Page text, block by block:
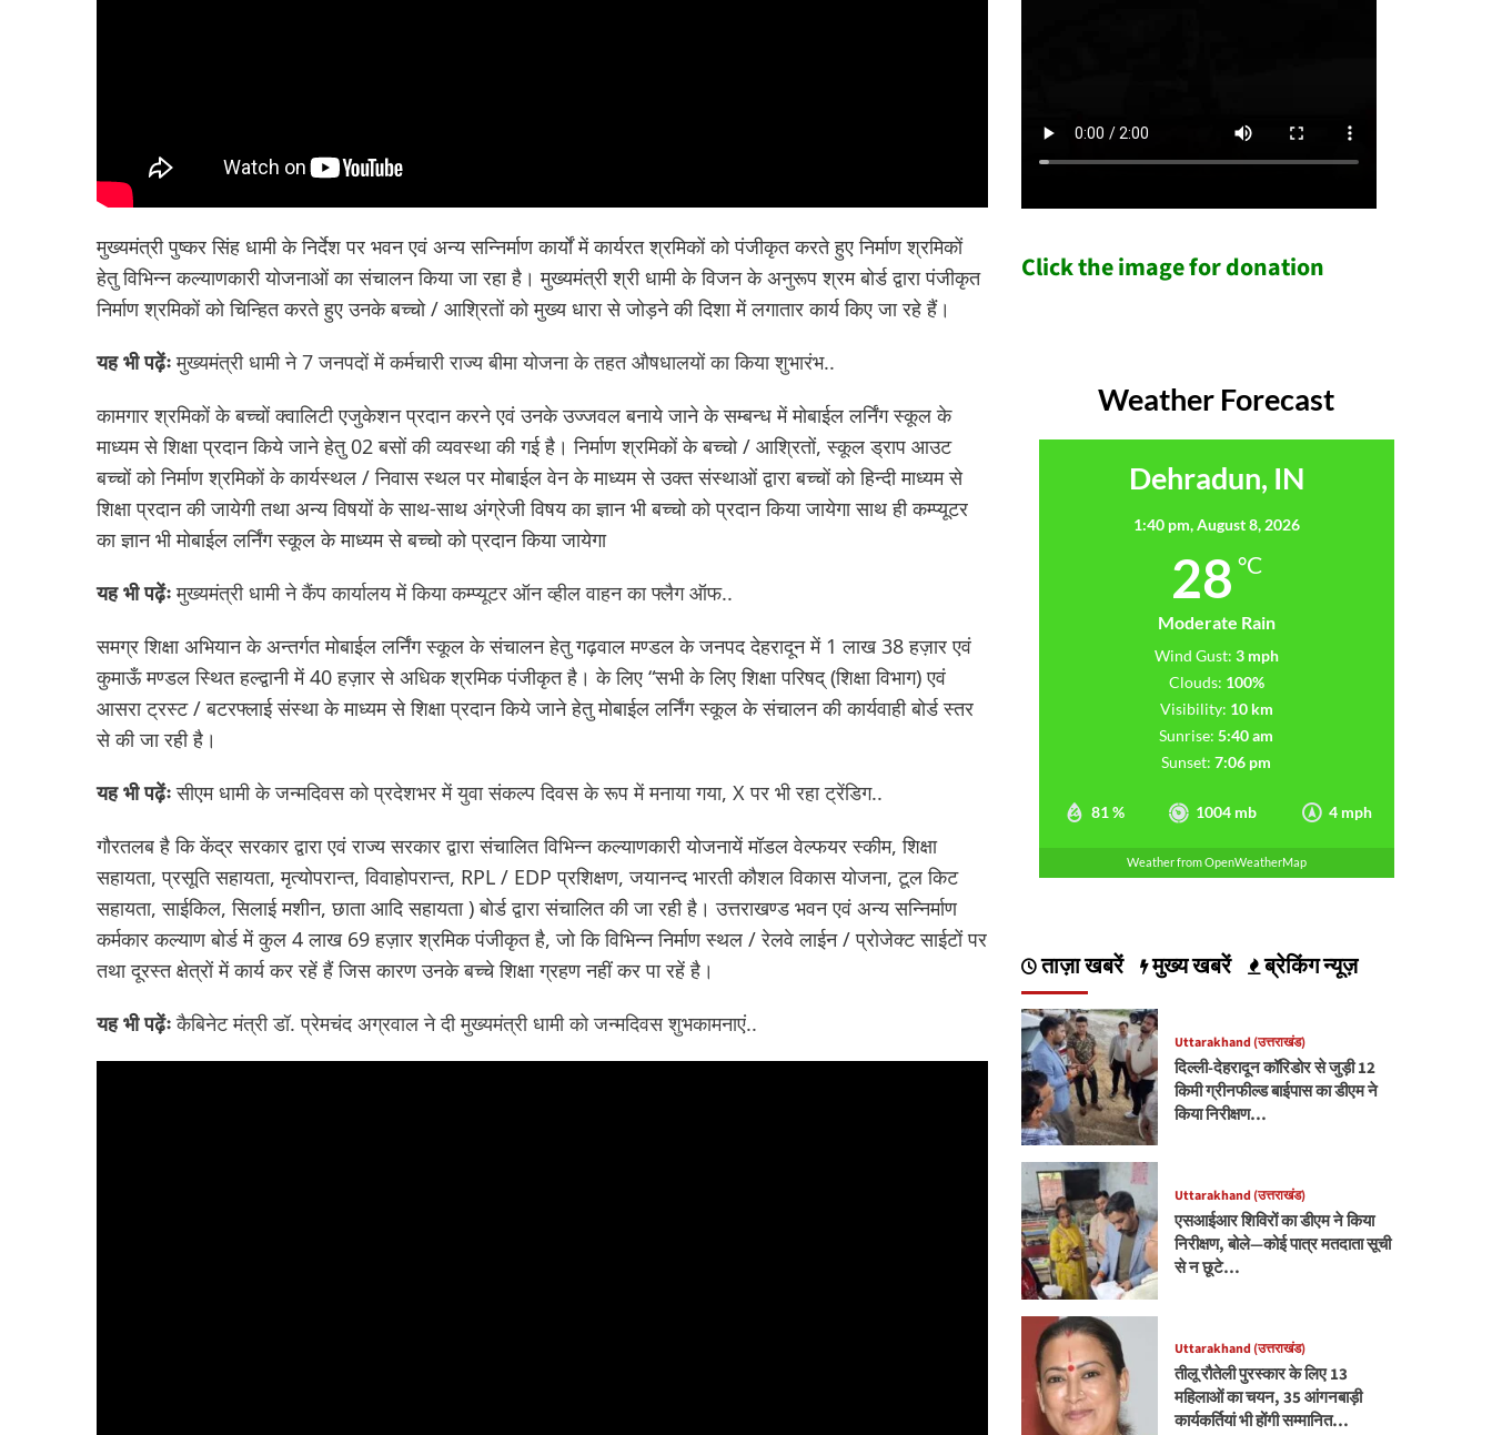
मुख्यमंत्री पुष्कर सिंह धामी के निर्देश पर भवन एवं अन्य सन्निर्माण कार्यों में कार्यरत श्रमिकों को पंजीकृत करते हुए निर्माण श्रमिकों
हेतु विभिन्न कल्याणकारी योजनाओं का संचालन किया जा रहा है। मुख्यमंत्री श्री धामी के विजन के अनुरूप श्रम बोर्ड द्वारा पंजीकृत
निर्माण श्रमिकों को चिन्हित करते हुए उनके बच्चो / आश्रितों को मुख्य धारा से जोड़ने की दिशा में लगातार कार्य किए जा रहे हैं।
यह भी पढ़ेंः मुख्यमंत्री धामी ने 7 जनपदों में कर्मचारी राज्य बीमा योजना के तहत औषधालयों का किया शुभारंभ..
कामगार श्रमिकों के बच्चों क्वालिटी एजुकेशन प्रदान करने एवं उनके उज्जवल बनाये जाने के सम्बन्ध में मोबाईल लर्निंग स्कूल के
माध्यम से शिक्षा प्रदान किये जाने हेतु 02 बसों की व्यवस्था की गई है। निर्माण श्रमिकों के बच्चो / आश्रितों, स्कूल ड्राप आउट
बच्चों को निर्माण श्रमिकों के कार्यस्थल / निवास स्थल पर मोबाईल वेन के माध्यम से उक्त संस्थाओं द्वारा बच्चों को हिन्दी माध्यम से
शिक्षा प्रदान की जायेगी तथा अन्य विषयों के साथ-साथ अंग्रेजी विषय का ज्ञान भी बच्चो को प्रदान किया जायेगा साथ ही कम्प्यूटर
का ज्ञान भी मोबाईल लर्निंग स्कूल के माध्यम से बच्चो को प्रदान किया जायेगा
यह भी पढ़ेंः मुख्यमंत्री धामी ने कैंप कार्यालय में किया कम्प्यूटर ऑन व्हील वाहन का फ्लैग ऑफ..
समग्र शिक्षा अभियान के अन्तर्गत मोबाईल लर्निंग स्कूल के संचालन हेतु गढ़वाल मण्डल के जनपद देहरादून में 1 लाख 38 हज़ार एवं
कुमाऊँ मण्डल स्थित हल्द्वानी में 40 हज़ार से अधिक श्रमिक पंजीकृत है। के लिए “सभी के लिए शिक्षा परिषद् (शिक्षा विभाग) एवं
आसरा ट्रस्ट / बटरफ्लाई संस्था के माध्यम से शिक्षा प्रदान किये जाने हेतु मोबाईल लर्निंग स्कूल के संचालन की कार्यवाही बोर्ड स्तर
से की जा रही है।
यह भी पढ़ेंः सीएम धामी के जन्मदिवस को प्रदेशभर में युवा संकल्प दिवस के रूप में मनाया गया, X पर भी रहा ट्रेंडिग..
गौरतलब है कि केंद्र सरकार द्वारा एवं राज्य सरकार द्वारा संचालित विभिन्न कल्याणकारी योजनायें मॉडल वेल्फयर स्कीम, शिक्षा
सहायता, प्रसूति सहायता, मृत्योपरान्त, विवाहोपरान्त, RPL / EDP प्रशिक्षण, जयानन्द भारती कौशल विकास योजना, टूल किट
सहायता, साईकिल, सिलाई मशीन, छाता आदि सहायता ) बोर्ड द्वारा संचालित की जा रही है। उत्तराखण्ड भवन एवं अन्य सन्निर्माण
कर्मकार कल्याण बोर्ड में कुल 4 लाख 69 हज़ार श्रमिक पंजीकृत है, जो कि विभिन्न निर्माण स्थल / रेलवे लाईन / प्रोजेक्ट साईटों पर
तथा दूरस्त क्षेत्रों में कार्य कर रहें हैं जिस कारण उनके बच्चे शिक्षा ग्रहण नहीं कर पा रहें है।
यह भी पढ़ेंः कैबिनेट मंत्री डॉ. प्रेमचंद अग्रवाल ने दी मुख्यमंत्री धामी को जन्मदिवस शुभकामनाएं..
Click the image for donation
Weather Forecast
Dehradun, IN
1:40 pm,August 8, 2026
28 °C
Moderate Rain
81 % 1004 mb 4 mph
Wind Gust: 3 mph
Clouds: 100%
Visibility: 10 km
Sunrise: 5:40 am
Sunset: 7:06 pm
Weather from OpenWeatherMap
ताज़ा खबरें मुख्य खबरें ब्रेकिंग न्यूज़
Uttarakhand (उत्तराखंड)
दिल्ली-देहरादून कॉरिडोर से जुड़ी 12
किमी ग्रीनफील्ड बाईपास का डीएम ने
किया निरीक्षण…
Uttarakhand (उत्तराखंड)
एसआईआर शिविरों का डीएम ने किया
निरीक्षण, बोले—कोई पात्र मतदाता सूची
से न छूटे…
Uttarakhand (उत्तराखंड)
तीलू रौतेली पुरस्कार के लिए 13
महिलाओं का चयन, 35 आंगनबाड़ी
कार्यकर्तियां भी होंगी सम्मानित…